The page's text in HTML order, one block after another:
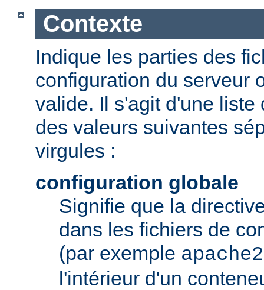
Contexte
Indique les parties des
configuration du serveur
valide. Il s'agit d'une liste
des valeurs suivantes
virgules :
configuration globale
Signifie que la
dans les fichiers de
(par exemple
l'intérieur d'un